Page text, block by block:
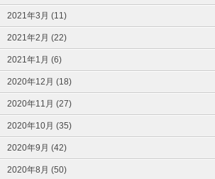
2021年3月 (11)
2021年2月 (22)
2021年1月 (6)
2020年12月 (18)
2020年11月 (27)
2020年10月 (35)
2020年9月 (42)
2020年8月 (50)